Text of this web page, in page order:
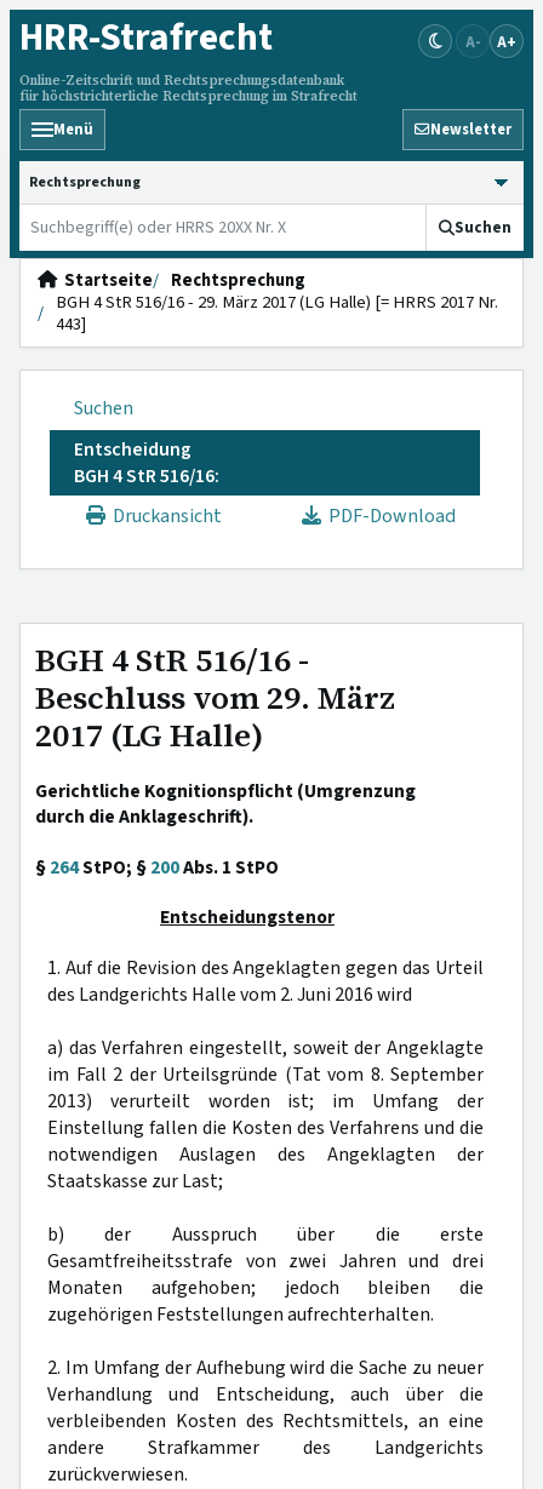
HRR-Strafrecht
Online-Zeitschrift und Rechtsprechungsdatenbank
für höchstrichterliche Rechtsprechung im Strafrecht
A- A+
Menü Newsletter
HRRS durchsuchen
Suchen
Startseite
Rechtsprechung
BGH 4 StR 516/16 - 29. März 2017 (LG Halle) [= HRRS 2017 Nr.
443]
Suchen
Entscheidung
BGH 4 StR 516/16:
Druckansicht
PDF-Download
BGH 4 StR 516/16 -
Beschluss vom 29. März
2017 (LG Halle)
Gerichtliche Kognitionspflicht (Umgrenzung
durch die Anklageschrift).
§264StPO; §200Abs. 1 StPO
Entscheidungstenor
1. Auf die Revision des Angeklagten gegen das Urteil
des Landgerichts Halle vom 2. Juni 2016 wird
a) das Verfahren eingestellt, soweit der Angeklagte
im Fall 2 der Urteilsgründe (Tat vom 8. September
2013) verurteilt worden ist; im Umfang der
Einstellung fallen die Kosten des Verfahrens und die
notwendigen Auslagen des Angeklagten der
Staatskasse zur Last;
b) der Ausspruch über die erste
Gesamtfreiheitsstrafe von zwei Jahren und drei
Monaten aufgehoben; jedoch bleiben die
zugehörigen Feststellungen aufrechterhalten.
2. Im Umfang der Aufhebung wird die Sache zu neuer
Verhandlung und Entscheidung, auch über die
verbleibenden Kosten des Rechtsmittels, an eine
andere Strafkammer des Landgerichts
zurückverwiesen.